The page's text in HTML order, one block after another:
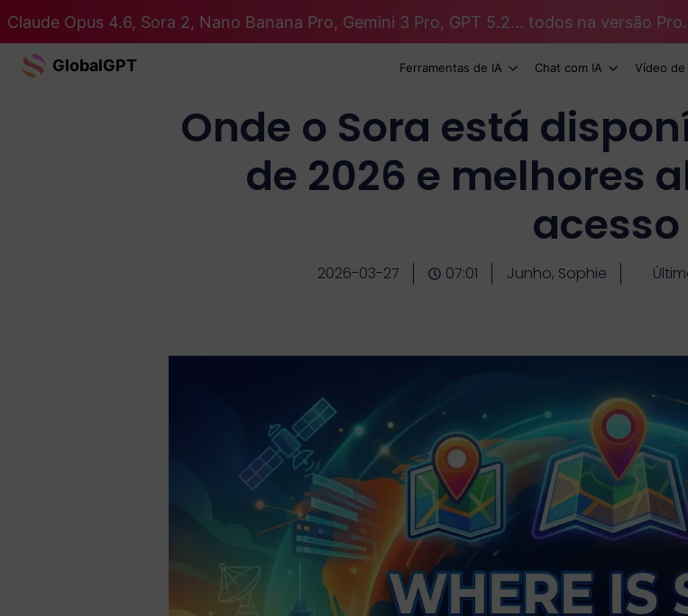
Claude Opus 4.6, Sora 2, Nano Banana Pro, Gemini 3 Pro, GPT 5.2... todos na versão
GlobalGPT Ferramentas de IA Chat com IA Vídeo de
Onde o Sora está
de 2026 e melhores
acesso
2026-03-27 07:01 Junho, Sophie